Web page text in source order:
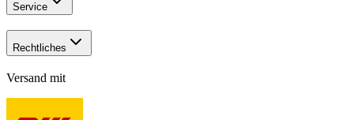
Service
Rechtliches
Versand mit